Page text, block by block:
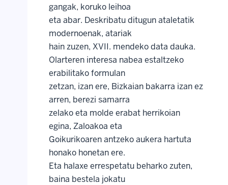
gangak, koruko leihoa
eta abar. Deskribatu ditugun ataletatik
modernoenak, atariak
hain zuzen, XVII. mendeko data dauka.
Olarteren interesa nabea estaltzeko
erabilitako formulan
zetzan, izan ere, Bizkaian bakarra izan ez
arren, berezi samarra
zelako eta molde erabat herrikoian
egina, Zaloakoa eta
Goikurikoaren antzeko aukera hartuta
honako honetan ere.
Eta halaxe errespetatu beharko zuten,
baina bestela jokatu